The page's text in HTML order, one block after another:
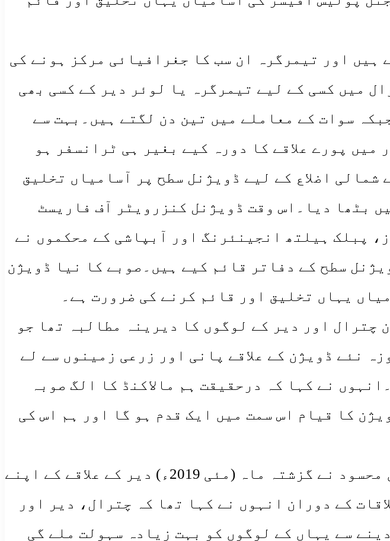
ہیں اور تیمرگرہ ان سب کا جغرافیائی مرکز ہونے کی
میں کسی کے لیے تیمرگرہ یا لوئر دیر کے کسی بھی
سوات کے معاملے میں تین دن لگتے ہیں۔بہت سے
پورے علاقے کا دورہ کیے بغیر ہی ٹرانسفر ہو
اضلاع کے لیے ڈویژنل سطح پر آسامیاں تخلیق
بٹھا دیا۔اس وقت ڈویژنل کنزرویٹر آف فاریسٹ
پبلک ہیلتھ انجینئرنگ اور آبپاشی کے محکموں نے
سطح کے دفاتر قائم کیے ہیں۔صوبے کا نیا ڈویژن
یہاں تخلیق اور قائم کرنے کی ضرورت ہے۔
چترال اور دیر کے لوگوں کا دیرینہ مطالبہ تھا جو
نئے ڈویژن کے علاقے پانی اور زرعی زمینوں سے لے
نے کہا کہ درحقیقت ہم مالاکنڈ کا الگ صوبہ
کا قیام اس سمت میں ایک قدم ہو گا اور ہم اس کی
تقسیم کا خیال مالاکنڈ ڈویژن کے موجودہ کمشنر ریاض خان محسود نے گزشتہ ماہ (مئی 2019ء) دیر کے علاقے کے اپنے
کے دوران انہوں نے کہا تھا کہ چترال، دیر اور
سے یہاں کے لوگوں کو بہت زیادہ سہولت ملے گی